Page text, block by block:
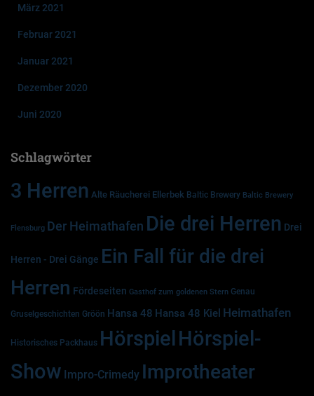
März 2021
Februar 2021
Januar 2021
Dezember 2020
Juni 2020
Schlagwörter
3 Herren Alte Räucherei Ellerbek Baltic Brewery Baltic Brewery
Flensburg Der Heimathafen Die drei Herren Drei
Herren - Drei Gänge Ein Fall für die drei
Herren Fördeseiten Gasthof zum goldenen Stern Genau
Gruselgeschichten Gröön Hansa 48 Hansa 48 Kiel Heimathafen
Historisches Packhaus HörspielHörspiel-
Show Impro-Crimedy Improtheater